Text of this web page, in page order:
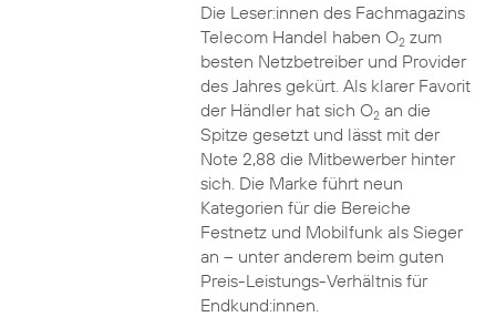
Die Leser:innen des Fachmagazins
Telecom Handel haben O2zum
besten Netzbetreiber und Provider
des Jahres gekürt. Als klarer Favorit
der Händler hat sich O2an die
Spitze gesetzt und lässt mit der
Note 2,88 die Mitbewerber hinter
sich. Die Marke führt neun
Kategorien für die Bereiche
Festnetz und Mobilfunk als Sieger
an – unter anderem beim guten
Preis-Leistungs-Verhältnis für
Endkund:innen.